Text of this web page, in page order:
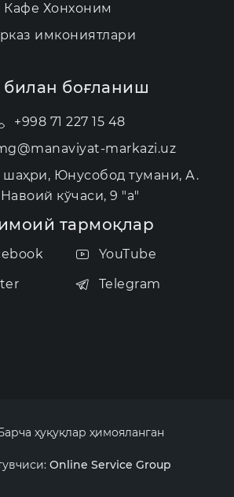
Кафе Хонхоним
имкониятлари
билан боғланиш
+998 71 227 15 48
markazi.uz
шаҳри, Юнусобод тумани, А.
Навоий кўчаси, 9 "а"
тармоқлар
YouTube
Telegram
ҳуқуқлар ҳимояланган
Online Service Group